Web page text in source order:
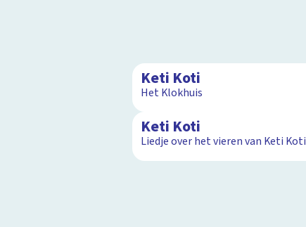
Keti Koti
Het Klokhuis
Keti Koti
Liedje over het vieren van Keti Koti
3:12